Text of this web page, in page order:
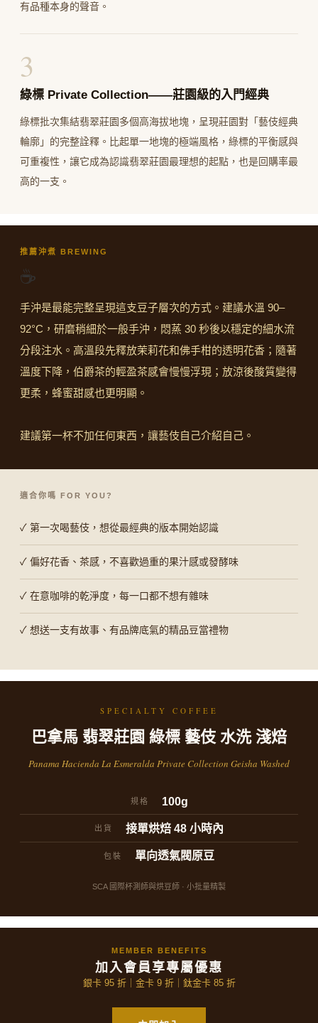
有品種本身的聲音。
3
綠標 Private Collection——莊園級的入門經典
綠標批次集結翡翠莊園多個高海拔地塊，呈現莊園對「藝伎經典
輪廓」的完整詮釋。比起單一地塊的極端風格，綠標的平衡感與
可重複性，讓它成為認識翡翠莊園最理想的起點，也是回購率最
高的一支。
推薦沖煮 BREWING
☕
手沖是最能完整呈現這支豆子層次的方式。建議水溫 90–
92°C，研磨稍細於一般手沖，悶蒸 30 秒後以穩定的細水流
分段注水。高溫段先釋放茉莉花和佛手柑的透明花香；隨著
溫度下降，伯爵茶的輕盈茶感會慢慢浮現；放涼後酸質變得
更柔，蜂蜜甜感也更明顯。
建議第一杯不加任何東西，讓藝伎自己介紹自己。
適合你嗎 FOR YOU?
✓ 第一次喝藝伎，想從最經典的版本開始認識
✓ 偏好花香、茶感，不喜歡過重的果汁感或發酵味
✓ 在意咖啡的乾淨度，每一口都不想有雜味
✓ 想送一支有故事、有品牌底氣的精品豆當禮物
SPECIALTY COFFEE
巴拿馬 翡翠莊園 綠標 藝伎 水洗 淺焙
Panama Hacienda La Esmeralda Private Collection Geisha Washed
規格 100g
出貨 接單烘焙 48 小時內
包裝 單向透氣閥原豆
SCA 國際杯測師與烘豆師 · 小批量精製
MEMBER BENEFITS
加入會員享專屬優惠
銀卡 95 折｜金卡 9 折｜鈦金卡 85 折